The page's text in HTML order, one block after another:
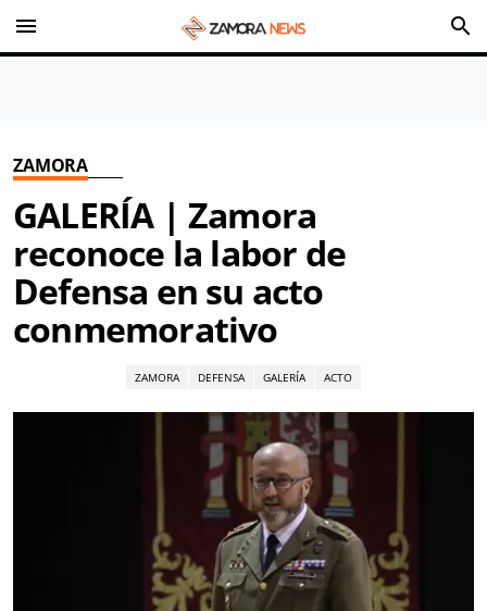
menu search
ZAMORA
GALERÍA | Zamora
reconoce la labor de
Defensa en su acto
conmemorativo
ZAMORA DEFENSA GALERÍA ACTO